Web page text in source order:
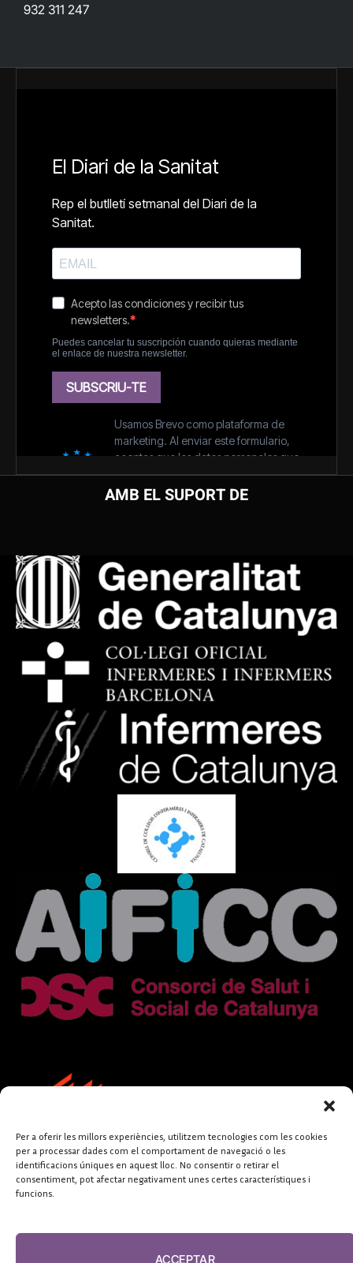
Per a oferir les millors experiències, utilitzem tecnologies com les cookies
per a processar dades com el comportament de navegació o les
identificacions úniques en aquest lloc. No consentir o retirar el
consentiment, pot afectar negativament unes certes característiques i
funcions.
ACCEPTAR
932 311 247
AMB EL SUPORT DE
FUNDACIÓ